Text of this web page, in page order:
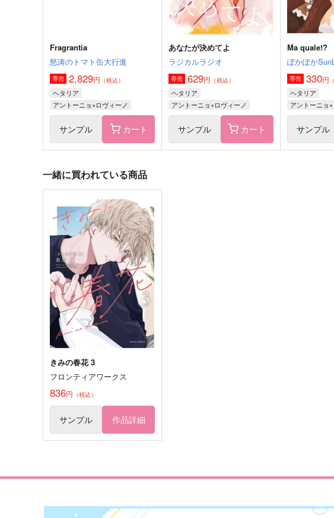
サンプル 作品詳細 サンプル
ろぷ！！
ヌコ=サン
1,650円 （税込）
イヴァン×ギルベルト
サンプル 作品詳細
715円（税込）
ップ
2,000
Fragrantia
怒涛のトマト缶大行進
専売 2,829円 （税込）
ヘタリア
アントーニョ×ロヴィーノ
サンプル カート
あなたが決めてよ
ラジカルラジオ
専売 629円 （税込）
ヘタリア
アントーニョ×ロヴィーノ
サンプル カート
Ma quale!?
ぽかぽか
専売 330円
ヘタリア
アントーニョ
サンプル
一緒に買われている商品
きみの春花 3
フロンティアワークス
836円 （税込）
サンプル 作品詳細